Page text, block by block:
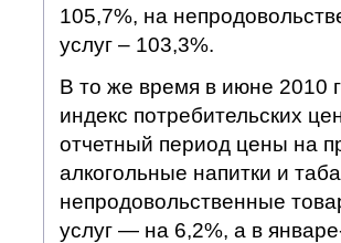
105,7%, на
услуг – 103,3%.
В то же время в июне 2010
индекс потребительских
отчетный период цены на
алкогольные напитки и
непродовольственные
услуг — на 6,2%, а в